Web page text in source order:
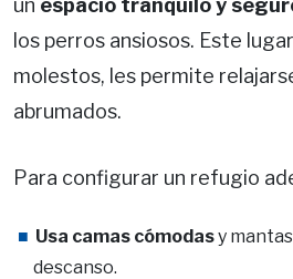
un espacio tranquilo y
los perros ansiosos. Este
molestos, les permite
abrumados.
Para configurar un refugio
Usa camas cómodasy
descanso.